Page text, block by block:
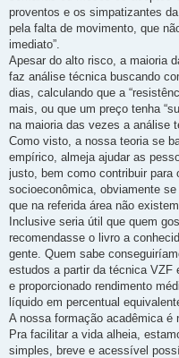
proventos e os simpatizantes
pela falta de movimento, que
imediato”.
Apesar do alto risco, a maioria
faz análise técnica buscando
dias, calculando que a
mais, ou que um preço tenha
na maioria das vezes a análise
Como visto, a nossa teoria se
empírico, almeja ajudar as
justo, bem como contribuir
socioeconômica, obviamente
que na referida área não
Inclusive seria útil que quem
recomendasse o livro a
gente. Quem sabe
estudos a partir da técnica
e proporcionado rendimento
líquido em percentual
A nossa formação acadêmica é
Pra facilitar a vida alheia,
simples, breve e acessível